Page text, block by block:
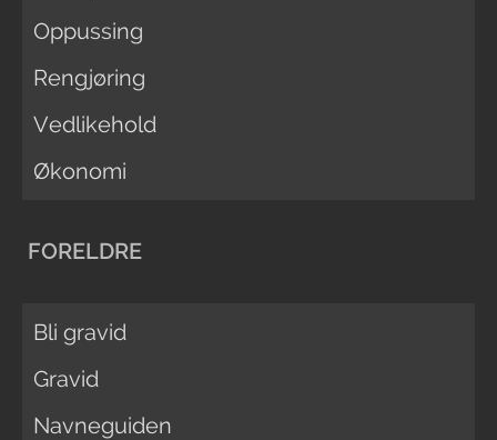
Oppussing
Rengjøring
Vedlikehold
Økonomi
FORELDRE
Bli gravid
Gravid
Navneguiden